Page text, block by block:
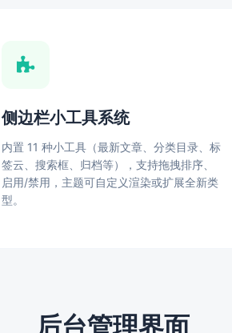
侧边栏小工具系统
内置 11 种小工具（最新文章、分类目录、标
签云、搜索框、归档等），支持拖拽排序、
启用/禁用，主题可自定义渲染或扩展全新类
型。
后台管理界面